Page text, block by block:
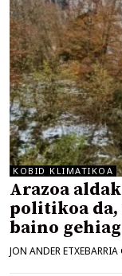
KOBID KLIMATIKOA
Arazoa
politikoa
baino
JON ANDER ETXEBARRIA